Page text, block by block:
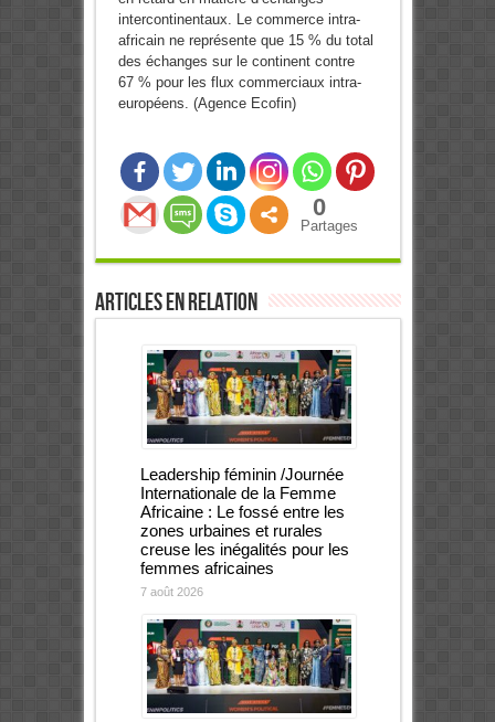
intercontinentaux. Le commerce intra-
africain ne représente que 15 % du total
des échanges sur le continent contre
67 % pour les flux commerciaux intra-
européens. (Agence Ecofin)
0
Partages
Articles en relation
Leadership féminin /Journée
Internationale de la Femme
Africaine : Le fossé entre les
zones urbaines et rurales
creuse les inégalités pour les
femmes africaines
7 août 2026